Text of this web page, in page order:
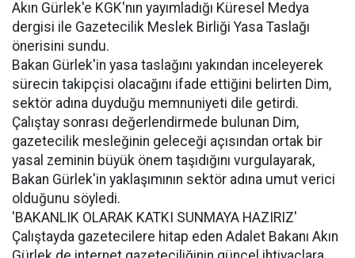
Akın Gürlek'e KGK'nın yayımladığı Küresel Medya
dergisi ile Gazetecilik Meslek Birliği Yasa Taslağı
önerisini sundu.
Bakan Gürlek'in yasa taslağını yakından inceleyerek
sürecin takipçisi olacağını ifade ettiğini belirten Dim,
sektör adına duyduğu memnuniyeti dile getirdi.
Çalıştay sonrası değerlendirmede bulunan Dim,
gazetecilik mesleğinin geleceği açısından ortak bir
yasal zeminin büyük önem taşıdığını vurgulayarak,
Bakan Gürlek'in yaklaşımının sektör adına umut verici
olduğunu söyledi.
'BAKANLIK OLARAK KATKI SUNMAYA HAZIRIZ'
Çalıştayda gazetecilere hitap eden Adalet Bakanı Akın